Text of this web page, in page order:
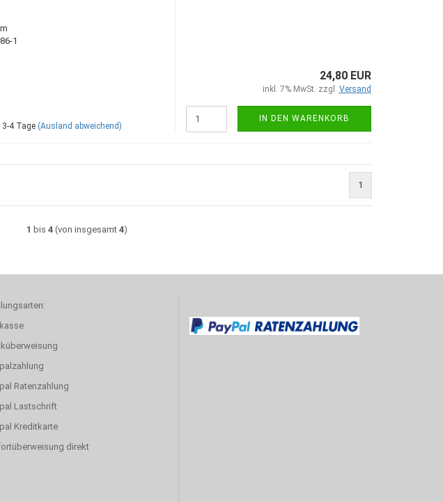
1
4 Tage (Ausland abweichend)
24,80 EUR
inkl. 7% MwSt. zzgl. Versand
IN DEN WARENKORB
1
1 bis 4(von insgesamt 4)
Ratenzahlung
Lastschrift
Kreditkarte
direkt